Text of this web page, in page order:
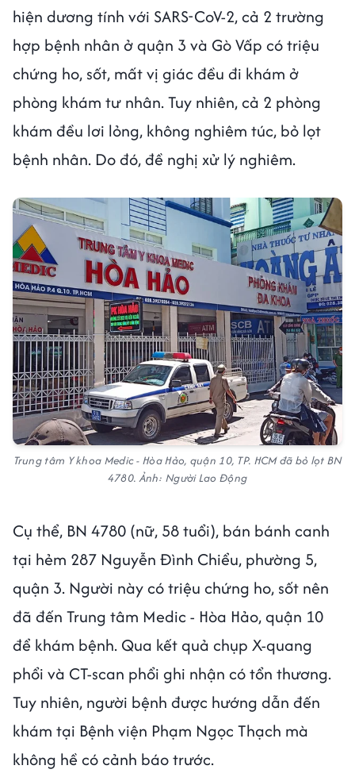
hiện dương tính với SARS-CoV-2, cả 2 trường
hợp bệnh nhân ở quận 3 và Gò Vấp có triệu
chứng ho, sốt, mất vị giác đều đi khám ở
phòng khám tư nhân. Tuy nhiên, cả 2 phòng
khám đều lơi lỏng, không nghiêm túc, bỏ lọt
bệnh nhân. Do đó, đề nghị xử lý nghiêm.
Trung tâm Y khoa Medic - Hòa Hảo, quận 10, TP. HCM đã bỏ lọt BN
4780. Ảnh: Người Lao Động
Cụ thể, BN 4780 (nữ, 58 tuổi), bán bánh canh
tại hẻm 287 Nguyễn Đình Chiểu, phường 5,
quận 3. Người này có triệu chứng ho, sốt nên
đã đến Trung tâm Medic - Hòa Hảo, quận 10
để khám bệnh. Qua kết quả chụp X-quang
phổi và CT-scan phổi ghi nhận có tổn thương.
Tuy nhiên, người bệnh được hướng dẫn đến
khám tại Bệnh viện Phạm Ngọc Thạch mà
không hề có cảnh báo trước.